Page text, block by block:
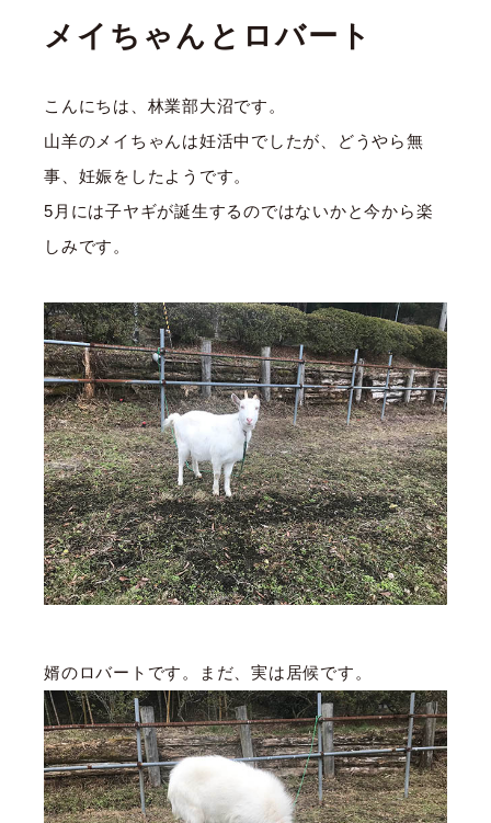
メイちゃんとロバート
こんにちは、林業部大沼です。
山羊のメイちゃんは妊活中でしたが、どうやら無
事、妊娠をしたようです。
5月には子ヤギが誕生するのではないかと今から楽
しみです。
婿のロバートです。まだ、実は居候です。